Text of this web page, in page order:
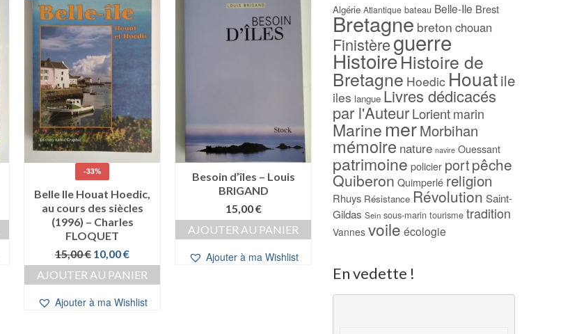
-33%
Belle Ile Houat Hoedic,
au cours des siècles
(1996) – Charles
FLOQUET
15,00€ Le
prix
initial
15,00 €.
10,00€Le
prix
actuel
10,00 €.
AJOUTER AU PANIER
Ajouter à ma Wishlist
Besoin d’îles – Louis
BRIGAND
15,00€
AJOUTER AU PANIER
Ajouter à ma Wishlist
-40%
Iain Pears – Le Portrait
5,00€Le
prix
était :
5,00 €.
3,00 €
prix
Ajouter à ma Wishlist
L’île aux
Algérie Atlantique bateau Belle-Ile Brest
Bretagne breton chouan
Finistèreguerre
HistoireHistoire de
Bretagne Hoedic Houatile
iles langue Livres dédicacés
par l'Auteur Lorient marin
Marine merMorbihan
mémoire nature navire Ouessant
patrimoine policier portpêche
Quiberon Quimperlé religion
Rhuys Résistance Révolution Saint-
Gildas Sein sous-marin tourisme tradition
Vannes voile écologie
En vedette !